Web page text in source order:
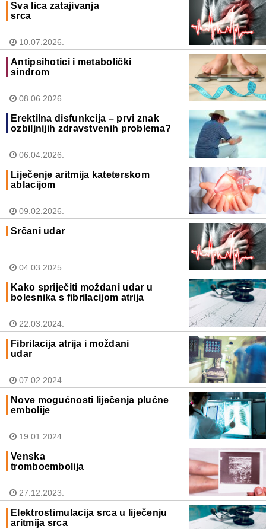
Sva lica zatajivanja
srca
10.07.2026.
Antipsihotici i metabolički
sindrom
08.06.2026.
Erektilna disfunkcija – prvi znak
ozbiljnijih zdravstvenih problema?
06.04.2026.
Liječenje aritmija kateterskom
ablacijom
09.02.2026.
Srčani udar
04.03.2025.
Kako spriječiti moždani udar u
bolesnika s fibrilacijom atrija
22.03.2024.
Fibrilacija atrija i moždani
udar
07.02.2024.
Nove mogućnosti liječenja plućne
embolije
19.01.2024.
Venska
tromboembolija
27.12.2023.
Elektrostimulacija srca u liječenju
aritmija srca